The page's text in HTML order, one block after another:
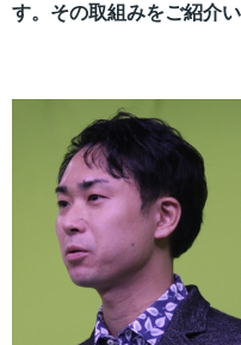
す。その取組みをご紹介い